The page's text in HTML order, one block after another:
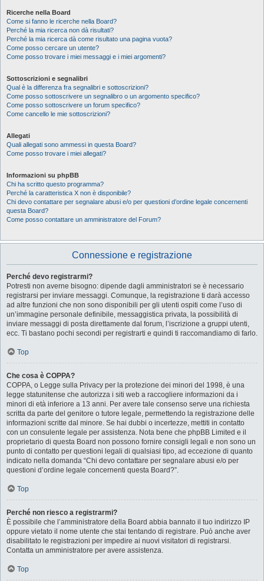
Ricerche nella Board
Come si fanno le ricerche nella Board?
Perché la mia ricerca non dà risultati?
Perché la mia ricerca dà come risultato una pagina vuota?
Come posso cercare un utente?
Come posso trovare i miei messaggi e i miei argomenti?
Sottoscrizioni e segnalibri
Qual è la differenza fra segnalibri e sottoscrizioni?
Come posso sottoscrivere un segnalibro o un argomento specifico?
Come posso sottoscrivere un forum specifico?
Come cancello le mie sottoscrizioni?
Allegati
Quali allegati sono ammessi in questa Board?
Come posso trovare i miei allegati?
Informazioni su phpBB
Chi ha scritto questo programma?
Perché la caratteristica X non è disponibile?
Chi devo contattare per segnalare abusi e/o per questioni d’ordine legale concernenti
questa Board?
Come posso contattare un amministratore del Forum?
Connessione e registrazione
Perché devo registrarmi?
Potresti non averne bisogno: dipende dagli amministratori se è necessario
registrarsi per inviare messaggi. Comunque, la registrazione ti darà accesso
ad altre funzioni che non sono disponibili per gli utenti ospiti come l’uso di
un’immagine personale definibile, messaggistica privata, la possibilità di
inviare messaggi di posta direttamente dal forum, l’iscrizione a gruppi utenti,
ecc. Ti bastano pochi secondi per registrarti e quindi ti raccomandiamo di farlo.
Top
Che cosa è COPPA?
COPPA, o Legge sulla Privacy per la protezione dei minori del 1998, è una
legge statunitense che autorizza i siti web a raccogliere informazioni da i
minori di età inferiore a 13 anni. Per avere tale consenso serve una richiesta
scritta da parte del genitore o tutore legale, permettendo la registrazione delle
informazioni scritte dal minore. Se hai dubbi o incertezze, mettiti in contatto
con un consulente legale per assistenza. Nota bene che phpBB Limited e il
proprietario di questa Board non possono fornire consigli legali e non sono un
punto di contatto per questioni legali di qualsiasi tipo, ad eccezione di quanto
indicato nella domanda “Chi devo contattare per segnalare abusi e/o per
questioni d’ordine legale concernenti questa Board?”.
Top
Perché non riesco a registrarmi?
È possibile che l’amministratore della Board abbia bannato il tuo indirizzo IP
oppure vietato il nome utente che stai tentando di registrare. Può anche aver
disabilitato le registrazioni per impedire ai nuovi visitatori di registrarsi.
Contatta un amministratore per avere assistenza.
Top